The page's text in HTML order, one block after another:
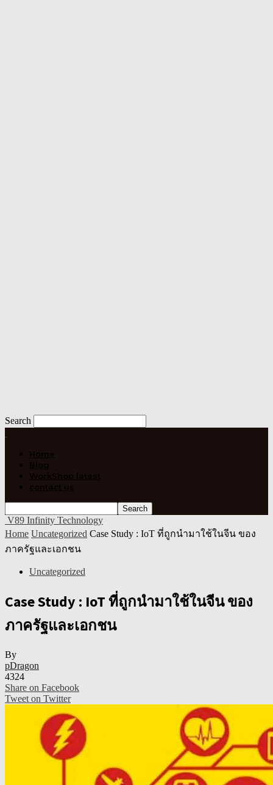
Search
Home
Blog
WorkShop latest
contact us
V89 Infinity Technology
Home Uncategorized Case Study : IoT ที่ถูกนำมาใช้ในจีน ของ
ภาครัฐและเอกชน
Uncategorized
Case Study : IoT ที่ถูกนำมาใช้ในจีน ของ
ภาครัฐและเอกชน
By
pDragon
4324
Share on Facebook
Tweet on Twitter